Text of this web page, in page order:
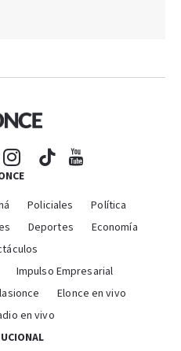
Policiales
Política
Deportes
Economía
Impulso Empresarial
Elonce en vivo
en vivo